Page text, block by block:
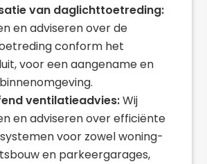
van daglichttoetreding:
en adviseren over de
conform het
voor een aangename en
ventilatieadvies:Wij
en adviseren over efficiënte
voor zowel woning-
en parkeergarages,